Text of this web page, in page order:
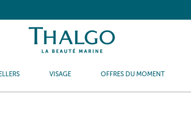
VISAGE OFFRES DU MOMENT